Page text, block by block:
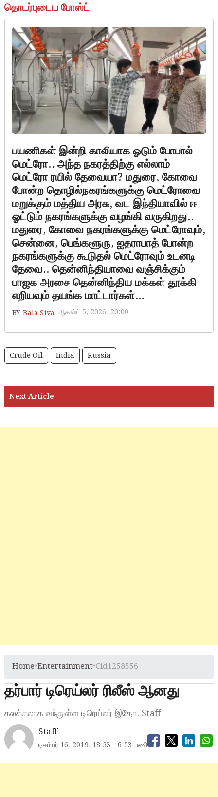
தொடர்புடைய போஸ்ட்
பயணிகள் இன்றி காலியாக ஓடும் போபால்
மெட்ரோ.. அந்த நகரத்திற்கு எல்லாம்
மெட்ரோ ரயில் தேவையா? மதுரை, கோவை
போன்ற தொழில்நகரங்களுக்கு மெட்ரோவை
மறுக்கும் மத்திய அரசு, வட இந்தியாவில் ஈ
ஓட்டும் நகரங்களுக்கு வழங்கி வருகிறது..
மதுரை, கோவை நகரங்களுக்கு மெட்ரோவும்,
சென்னை, பெங்களூரு, ஐதராபாத் போன்ற
நகரங்களுக்கு கூடுதல் மெட்ரோவும் உடனடி
தேவை.. தென்னிந்தியாவை வஞ்சிக்கும்
பாஜக அரசை தென்னிந்திய மக்கள் தூக்கி
எறியவும் தயங்க மாட்டார்கள்…
BY Bala Siva ஆகஸ்ட் 5, 2026, 20:00
Crude Oil India Russia
Home»Entertainment»Cid1258556
தர்பார் டிரெய்லர் ரிலீஸ் ஆனது
கலக்கலாக வந்துள்ள டிரெய்லர் இதோ. Staff
Staff
டிசம்பர் 16, 2019, 18:53 6:53 மணி